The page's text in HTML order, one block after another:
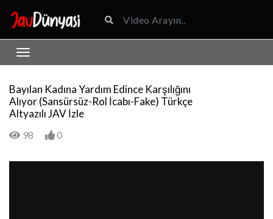
Bayılan Kadına Yardım Edince Karşılığını
Alıyor (Sansürsüz-Rol İcabı-Fake) Türkçe
Altyazılı JAV İzle
98 0